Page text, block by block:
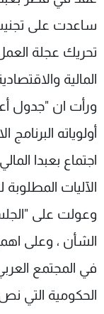
ساعدت على تجنيب
تحريك عجلة
المالية
ورأت ان "جدول
أولوياته
اجتماع بعبدا
الآليات
وعولت على
الشأن ، وعلى
في المجتمع
الحكومية التي نص